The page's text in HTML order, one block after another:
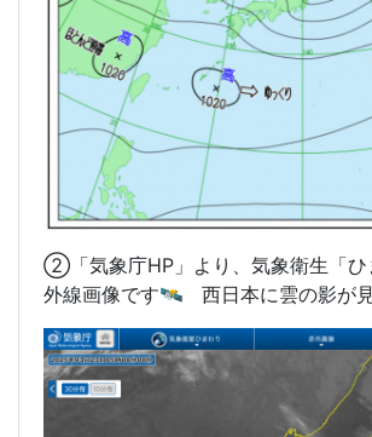
②「気象庁HP」より、気象衛生「ひ
外線画像です🛰️ 西日本に雲の影が